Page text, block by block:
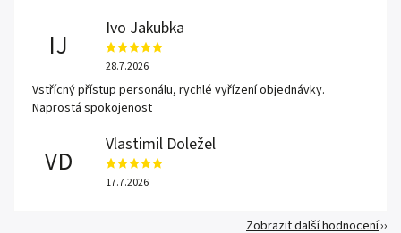
IJ
Ivo Jakubka
28.7.2026
Vstřícný přístup personálu, rychlé vyřízení objednávky.
Naprostá spokojenost
VD
Vlastimil Doležel
17.7.2026
Zobrazit další hodnocení